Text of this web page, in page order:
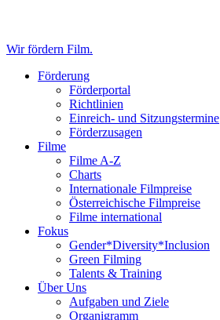
Wir fördern Film.
Förderung
Förderportal
Richtlinien
Einreich- und Sitzungstermine
Förderzusagen
Filme
Filme A-Z
Charts
Internationale Filmpreise
Österreichische Filmpreise
Filme international
Fokus
Gender*Diversity*Inclusion
Green Filming
Talents & Training
Über Uns
Aufgaben und Ziele
Organigramm